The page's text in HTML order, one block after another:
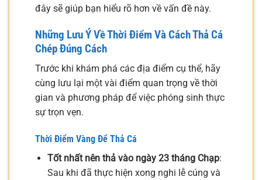
đây sẽ giúp bạn hiểu rõ hơn về vấn đề này.
Những Lưu Ý Về Thời Điểm Và Cách Thả Cá
Chép Đúng Cách
Trước khi khám phá các địa điểm cụ thể, hãy
cùng lưu lại một vài điểm quan trọng về thời
gian và phương pháp để việc phóng sinh thực
sự trọn vẹn.
Thời Điểm Vàng Để Thả Cá
Tốt nhất nên thả vào ngày 23 tháng Chạp:
Sau khi đã thực hiện xong nghi lễ cúng và